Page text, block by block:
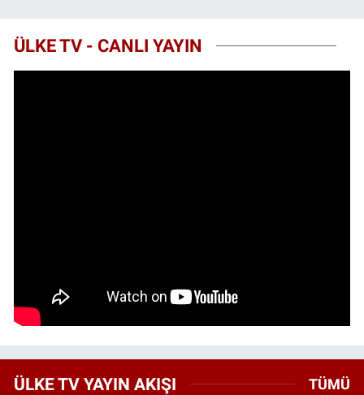
ÜLKE TV - CANLI YAYIN
ÜLKE TV YAYIN AKIŞI TÜMÜ